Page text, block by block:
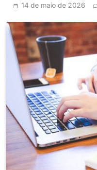
14 de maio de 2026